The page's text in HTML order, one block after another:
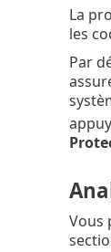
La
les
Par
Vous